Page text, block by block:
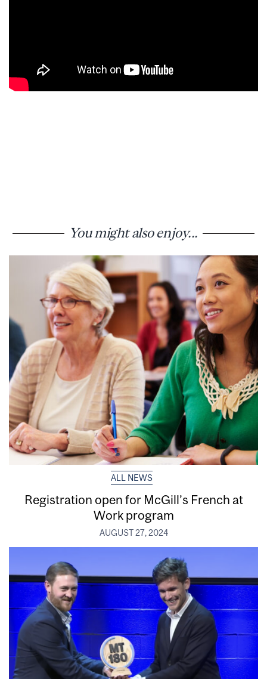
You might also enjoy...
ALL NEWS
Registration open for McGill’s French at
Work program
AUGUST 27, 2024